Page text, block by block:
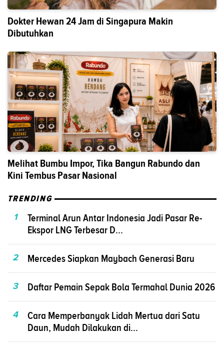
Dokter Hewan 24 Jam di Singapura Makin
Dibutuhkan
Melihat Bumbu Impor, Tika Bangun Rabundo dan
Kini Tembus Pasar Nasional
TRENDING
1
Terminal Arun Antar Indonesia Jadi Pasar Re-
Ekspor LNG Terbesar D...
2 Mercedes Siapkan Maybach Generasi Baru
3 Daftar Pemain Sepak Bola Termahal Dunia 2026
4
Cara Memperbanyak Lidah Mertua dari Satu
Daun, Mudah Dilakukan di...